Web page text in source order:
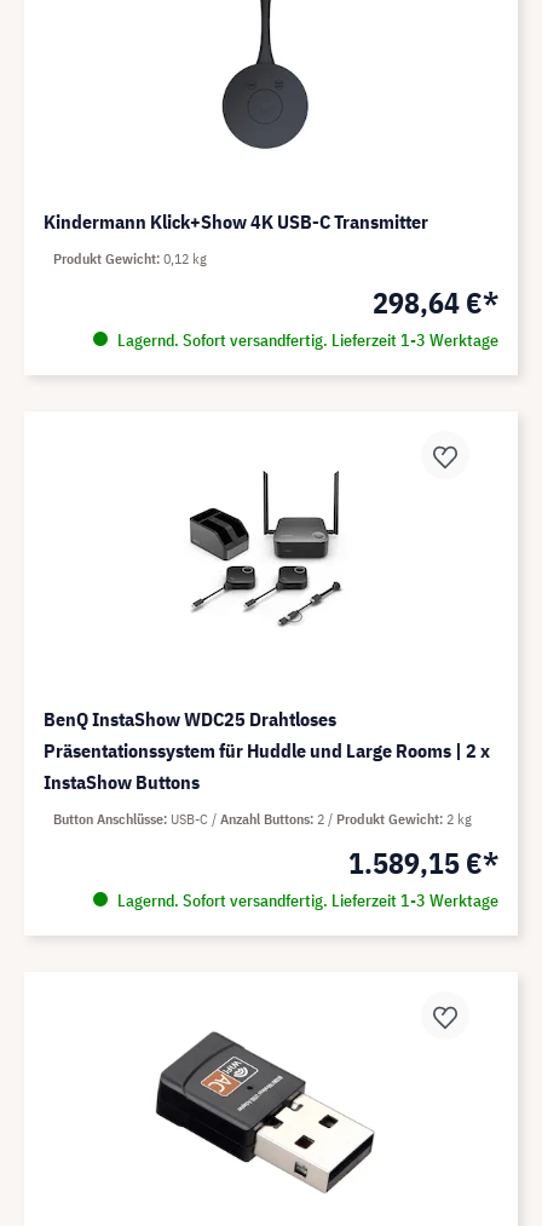
Kindermann Klick+Show 4K USB-C Transmitter
298,64 €*
Lagernd. Sofort versandfertig. Lieferzeit 1-3 Werktage
Produkt Gewicht 0,12 kg
BenQ InstaShow WDC25 Drahtloses
Präsentationssystem für Huddle und Large Rooms | 2 x
InstaShow Buttons
1.589,15 €*
Lagernd. Sofort versandfertig. Lieferzeit 1-3 Werktage
Button Anschlüsse USB-C Anzahl Buttons 2 Produkt Gewicht 2 kg